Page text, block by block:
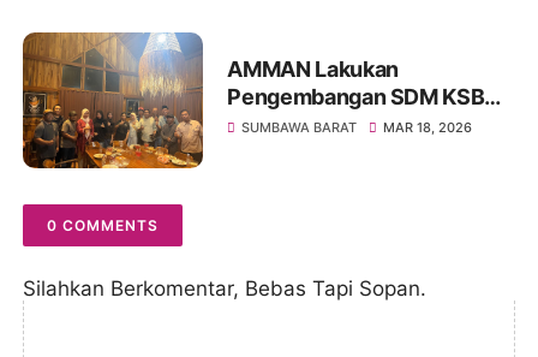
AMMAN Lakukan
Pengembangan SDM KSB
Melalui Program Beasiswa
SUMBAWA BARAT MAR 18, 2026
0 COMMENTS
Silahkan Berkomentar, Bebas Tapi Sopan.